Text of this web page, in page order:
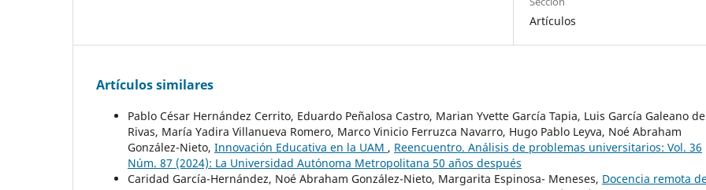
Artículos
Artículos similares
Pablo César Hernández Cerrito, Eduardo Peñalosa Castro, Marian Yvette García Tapia, Luis García Galeano de
Rivas, María Yadira Villanueva Romero, Marco Vinicio Ferruzca Navarro, Hugo Pablo Leyva, Noé Abraham
González-Nieto, Innovación Educativa en la UAM , Reencuentro. Análisis de problemas universitarios: Vol. 36
Núm. 87 (2024): La Universidad Autónoma Metropolitana 50 años después
Caridad García-Hernández, Noé Abraham González-Nieto, Margarita Espinosa- Meneses, Docencia remota